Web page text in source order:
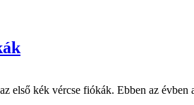
első kék vércse fiókák. Ebben az